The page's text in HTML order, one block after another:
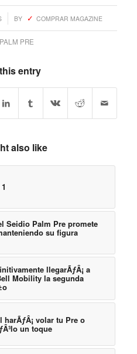
BY COMPRAR MAGAZINE
PALM PRE
entry
also like
Seidio Palm Pre promete
su figura
llegarÃƒÂ¡ a
Mobility la segunda
harÃƒÂ¡ volar tu Pre o
un toque